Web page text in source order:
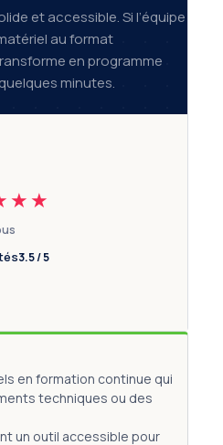
et accessible. Si l’équipe
au format
en programme
minutes.
3.5 / 5
en formation continue qui
techniques ou des
un outil accessible pour